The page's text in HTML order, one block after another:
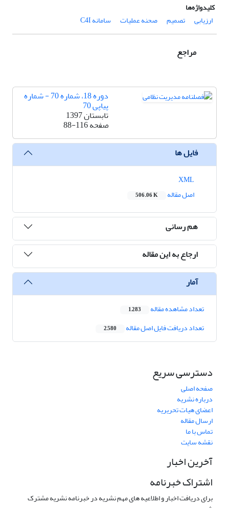
کلیدواژه‌ها
ارزیابی
تصمیم صحنه عملیات سامانه C4I
مراجع
دوره 18، شماره 70 - شماره
پیاپی 70
تابستان 1397
صفحه88-116
فایل ها
اصل مقاله
506.06 K
هم رسانی
ارجاع به این مقاله
آمار
تعداد مشاهده مقاله 1,283
تعداد دریافت فایل اصل مقاله 2,580
دسترسی سریع
صفحه اصلی
درباره نشریه
اعضای هیات تحریریه
ارسال مقاله
تماس با ما
نقشه سایت
آخرین اخبار
اشتراک خبرنامه
برای دریافت اخبار و اطلاعیه های مهم نشریه در خبرنامه نشریه مشترک